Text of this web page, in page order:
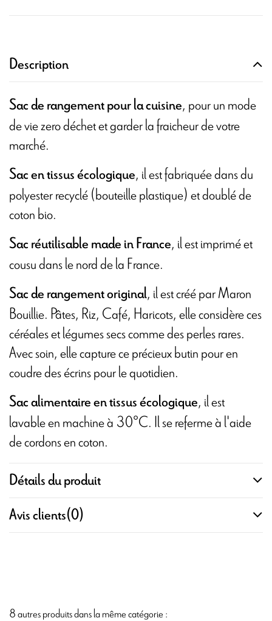
Description
Sac de rangement pour la cuisine, pour un mode
de vie zero déchet et garder la fraicheur de votre
marché.
Sac en tissus écologique, il est fabriquée dans du
polyester recyclé (bouteille plastique) et doublé de
coton bio.
Sac réutilisable made in France, il est imprimé et
cousu dans le nord de la France.
Sac de rangement original, il est créé par Maron
Bouillie. Pâtes, Riz, Café, Haricots, elle considère ces
céréales et légumes secs comme des perles rares.
Avec soin, elle capture ce précieux butin pour en
coudre des écrins pour le quotidien.
Sac alimentaire en tissus écologique, il est
lavable en machine à 30°C. Il se referme à l'aide
de cordons en coton.
Détails du produit
Avis clients(0)
8 autres produits dans la même catégorie :